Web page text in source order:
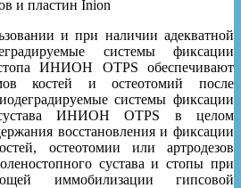
и при наличии адекватной
системы фиксации
ИНИОН OTPS обеспечивают
костей и остеотомий после
системы фиксации
сустава ИНИОН OTPS в целом
восстановления и фиксации
остеотомии или артродезов
сустава и стопы при
иммобилизации гипсовой